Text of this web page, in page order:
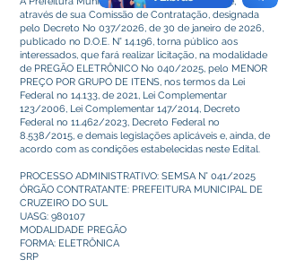
através de sua Comissão de Contratação, designada
pelo Decreto No 037/2026, de 30 de janeiro de 2026,
publicado no D.O.E. N° 14.196, torna público aos
interessados, que fará realizar licitação, na modalidade
de PREGÃO ELETRÔNICO No 040/2025, pelo MENOR
PREÇO POR GRUPO DE ITENS, nos termos da Lei
Federal no 14.133, de 2021, Lei Complementar
123/2006, Lei Complementar 147/2014, Decreto
Federal no 11.462/2023, Decreto Federal no
8.538/2015, e demais legislações aplicáveis e, ainda, de
acordo com as condições estabelecidas neste Edital.
PROCESSO ADMINISTRATIVO: SEMSA N° 041/2025
ÓRGÃO CONTRATANTE: PREFEITURA MUNICIPAL DE
CRUZEIRO DO SUL
UASG: 980107
MODALIDADE PREGÃO
FORMA: ELETRÔNICA
SRP